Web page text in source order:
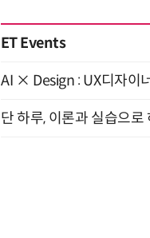
ET Events
AI × Design : UX디자이
단 하루, 이론과 실습으